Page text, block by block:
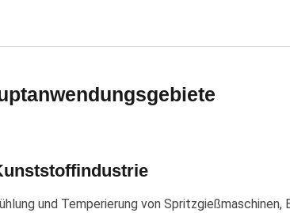
und Temperierung von